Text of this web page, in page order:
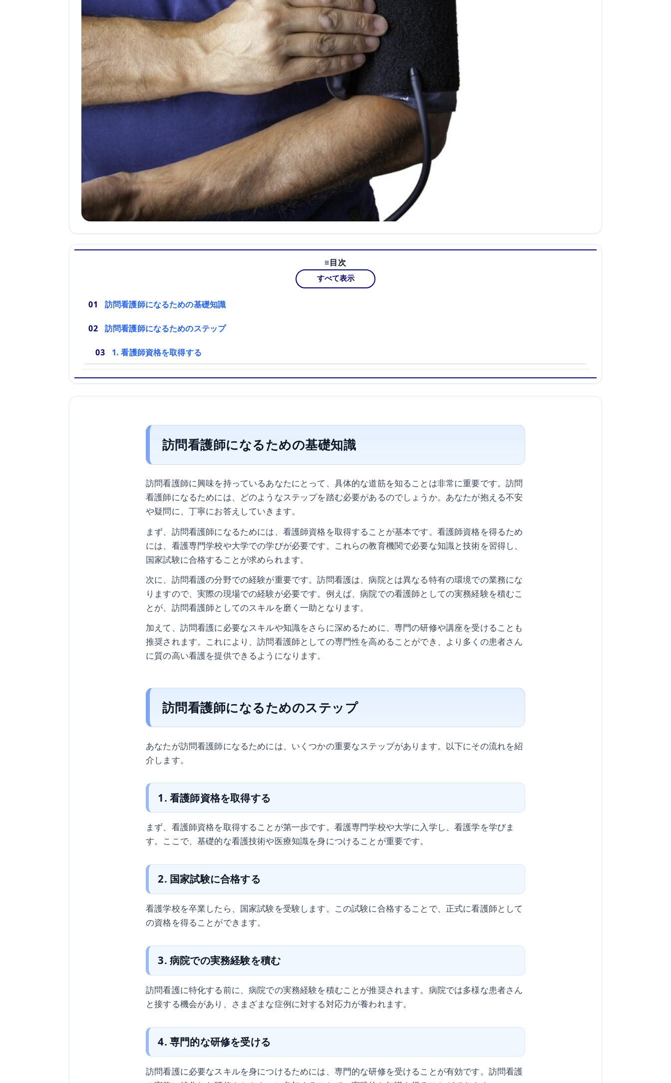
目次
すべて表示
訪問看護師になるための基礎知識
訪問看護師になるためのステップ
1. 看護師資格を取得する
訪問看護師になるための基礎知識
訪問看護師に興味を持っているあなたにとって、具体的な道筋を知ることは非常に重要です。訪問
看護師になるためには、どのようなステップを踏む必要があるのでしょうか。あなたが抱える不安
や疑問に、丁寧にお答えしていきます。
まず、訪問看護師になるためには、看護師資格を取得することが基本です。看護師資格を得るため
には、看護専門学校や大学での学びが必要です。これらの教育機関で必要な知識と技術を習得し、
国家試験に合格することが求められます。
次に、訪問看護の分野での経験が重要です。訪問看護は、病院とは異なる特有の環境での業務にな
りますので、実際の現場での経験が必要です。例えば、病院での看護師としての実務経験を積むこ
とが、訪問看護師としてのスキルを磨く一助となります。
加えて、訪問看護に必要なスキルや知識をさらに深めるために、専門の研修や講座を受けることも
推奨されます。これにより、訪問看護師としての専門性を高めることができ、より多くの患者さん
に質の高い看護を提供できるようになります。
訪問看護師になるためのステップ
あなたが訪問看護師になるためには、いくつかの重要なステップがあります。以下にその流れを紹
介します。
1. 看護師資格を取得する
まず、看護師資格を取得することが第一歩です。看護専門学校や大学に入学し、看護学を学びま
す。ここで、基礎的な看護技術や医療知識を身につけることが重要です。
2. 国家試験に合格する
看護学校を卒業したら、国家試験を受験します。この試験に合格することで、正式に看護師として
の資格を得ることができます。
3. 病院での実務経験を積む
訪問看護に特化する前に、病院での実務経験を積むことが推奨されます。病院では多様な患者さん
と接する機会があり、さまざまな症例に対する対応力が養われます。
4. 専門的な研修を受ける
訪問看護に必要なスキルを身につけるためには、専門的な研修を受けることが有効です。訪問看護